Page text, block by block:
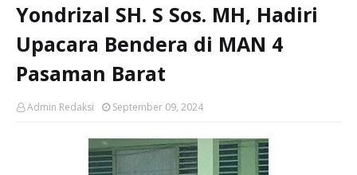
Yondrizal SH. S Sos. MH, Hadiri
Upacara Bendera di MAN 4
Pasaman Barat
Admin Redaksi September 09, 2024